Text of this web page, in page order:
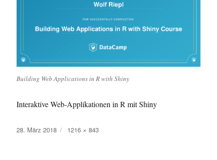
Building Web Applications in R with Shiny
Interaktive Web-Applikationen in R mit Shiny
Veröffentlicht
28. März 2018 Originalgröße
1216 × 843